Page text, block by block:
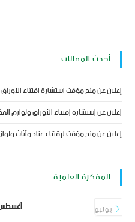
أحدث المقالات
إعلان عن منح مؤقت استشارة اقتناء
إعلان عن إستشارة إقتناء الأوراق ولوازم
إعلان عن منح مؤقت لإقتناء عتاد وأثاث
المفكرة العلمية
يوليو أغسطس